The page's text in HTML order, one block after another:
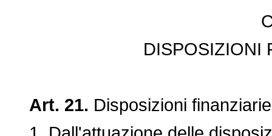
DISPOSIZIONI
Art. 21. Disposizioni finanziarie